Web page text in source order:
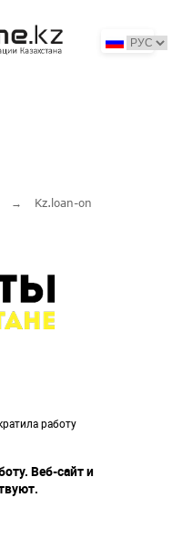
Kz.loan-on
работу
Веб-сайт и